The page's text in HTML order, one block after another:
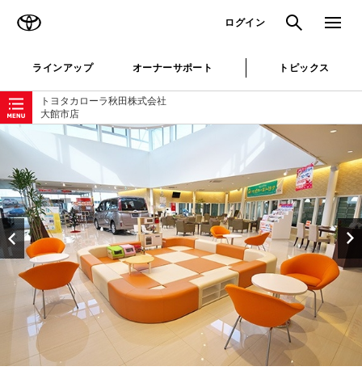
ログイン 検索 メニュ
ラインアップ オーナーサポート トピックス
トヨタカローラ秋田株式会社
大館市店
ローカルナビゲーション